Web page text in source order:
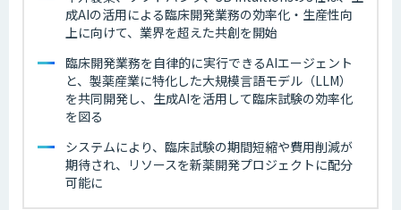
成AIの活用による臨床開発業務の効率化・生産性向
上に向けて、業界を超えた共創を開始
臨床開発業務を自律的に実行できるAIエージェント
と、製薬産業に特化した大規模言語モデル（LLM）
を共同開発し、生成AIを活用して臨床試験の効率化
を図る
システムにより、臨床試験の期間短縮や費用削減が
期待され、リソースを新薬開発プロジェクトに配分
可能に